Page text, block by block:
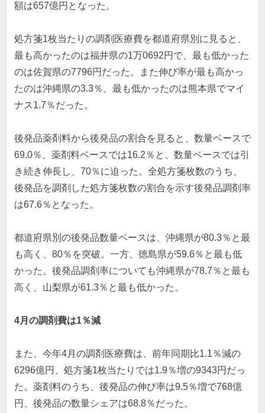
額は657億円となった。
処方箋1枚当たりの調剤医療費を都道府県別に見ると、
最も高かったのは福井県の1万0692円で、最も低かった
のは佐賀県の7796円だった。また伸び率が最も高かっ
たのは沖縄県の3.3％、最も低かったのは熊本県でマイ
ナス1.7％だった。
後発品薬剤料から後発品の割合を見ると、数量ベースで
69.0％、薬剤料ベースでは16.2％と、数量ベースでは引
き続き伸長し、70％に迫った。全処方箋枚数のうち、
後発品を調剤した処方箋枚数の割合を示す後発品調剤率
は67.6％となった。
都道府県別の後発品数量ベースは、沖縄県が80.3％と最
も高く、80％を突破。一方、徳島県が59.6％と最も低
かった。後発品調剤率についても沖縄県が78.7％と最も
高く、山梨県が61.3％と最も低かった。
4月の調剤費は1％減
また、今年4月の調剤医療費は、前年同期比1.1％減の
6296億円、処方箋1枚当たりでは1.9％増の9343円だっ
た。薬剤料のうち、後発品の伸び率は9.5％増で768億
円、後発品の数量シェアは68.8％だった。